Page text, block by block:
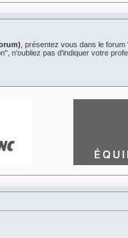
, présentez vous dans le
n'oubliez pas d'indiquer votre